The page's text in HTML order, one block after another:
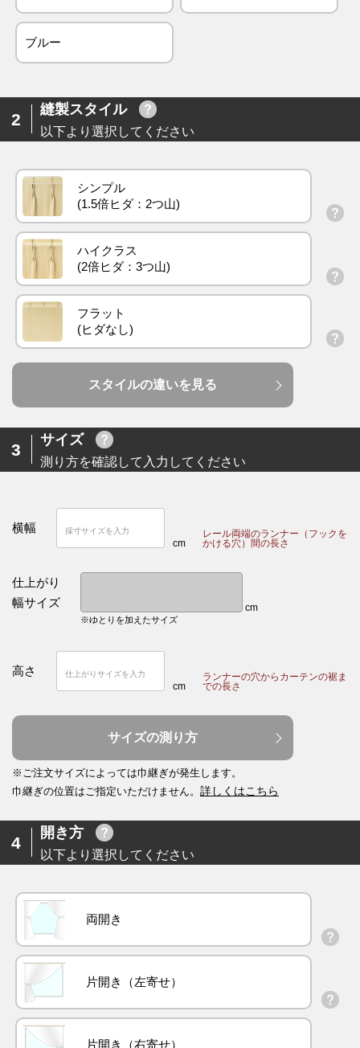
ブルー
2
縫製スタイル
以下より選択してください
シンプル
ハイクラス
フラット
スタイルの違いを見る
3
サイズ
測り方を確認して入力してください
横幅
cm
レール両端のランナー（フックを
かける穴）間の長さ
仕上がり
幅サイズ
cm
※ゆとりを加えたサイズ
高さ
cm
ランナーの穴からカーテンの裾ま
での長さ
サイズの測り方
※ご注文サイズによっては巾継ぎが発生します。
巾継ぎの位置はご指定いただけません。 詳しくはこちら
4
開き方
以下より選択してください
両開き
片開き（左寄せ）
片開き（右寄せ）